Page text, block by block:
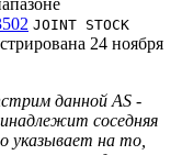
JOINT STOCK
24 ноября
данной AS -
соседняя
указывает на то,